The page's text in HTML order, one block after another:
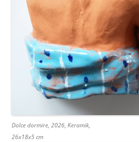
Dolce dormire, 2026, Keramik,
26x18x5 cm